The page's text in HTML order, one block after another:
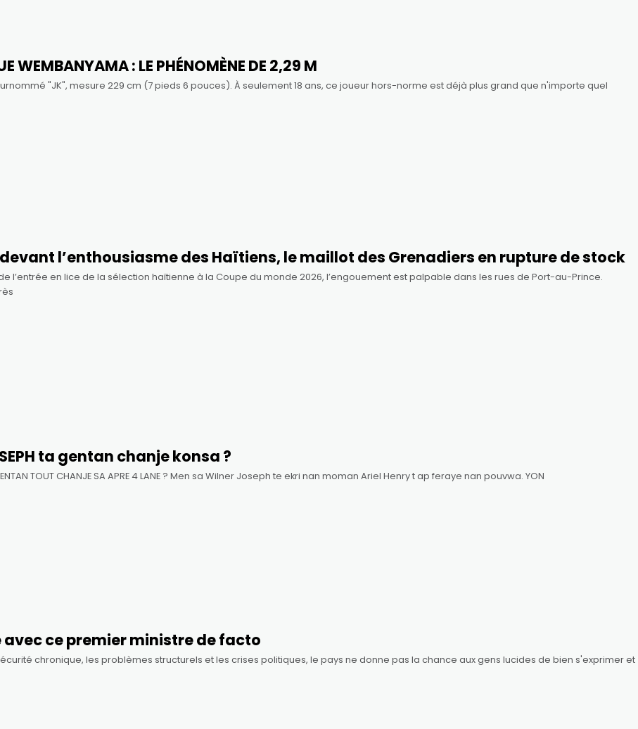
WEMBANYAMA : LE PHÉNOMÈNE DE 2,29 M
"JK", mesure 229 cm (7 pieds 6 pouces). À seulement 18 ans, ce joueur hors-norme est déjà plus grand que n'importe quel
l’enthousiasme des Haïtiens, le maillot des Grenadiers en rupture de stock
l’entrée en lice de la sélection haïtienne à la Coupe du monde 2026, l’engouement est palpable dans les rues de Port-au-Prince.
ta gentan chanje konsa ?
TOUT CHANJE SA APRE 4 LANE ? Men sa Wilner Joseph te ekri nan moman Ariel Henry t ap feraye nan pouvwa. YON
ce premier ministre de facto
chronique, les problèmes structurels et les crises politiques, le pays ne donne pas la chance aux gens lucides de bien s'exprimer et